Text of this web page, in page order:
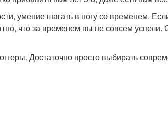
умение шагать в ногу со временем.
что за временем вы не совсем успели.
Достаточно просто выбирать